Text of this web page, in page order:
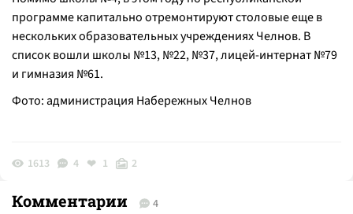
программе капитально отремонтируют столовые еще в
нескольких образовательных учреждениях Челнов. В
список вошли школы №13, №22, №37, лицей-интернат №79
и гимназия №61.
Фото: администрация Набережных Челнов
1613 4 1 2
Комментарии 4